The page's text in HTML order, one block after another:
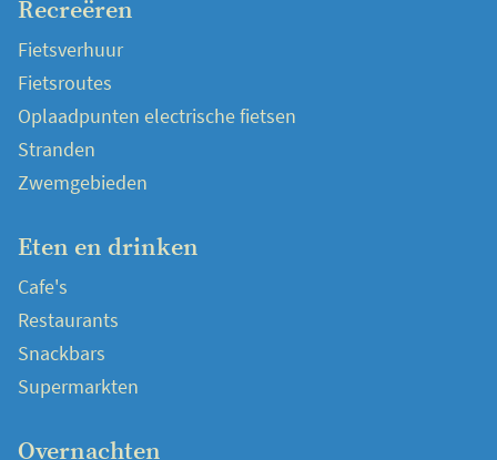
Recreëren
Fietsverhuur
Fietsroutes
Oplaadpunten electrische fietsen
Stranden
Zwemgebieden
Eten en drinken
Cafe's
Restaurants
Snackbars
Supermarkten
Overnachten